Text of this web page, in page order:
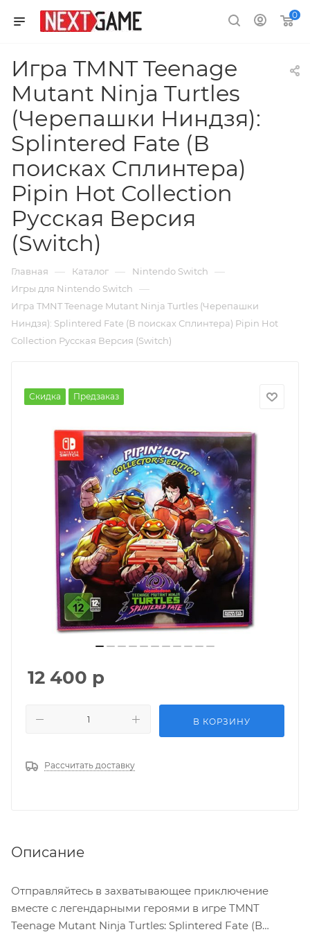
0
Игра TMNT Teenage
Mutant Ninja Turtles
(Черепашки Ниндзя):
Splintered Fate (В
поисках Сплинтера)
Pipin Hot Collection
Русская Версия
(Switch)
Главная — Каталог — Nintendo Switch —
Игры для Nintendo Switch —
Игра TMNT Teenage Mutant Ninja Turtles (Черепашки
Ниндзя): Splintered Fate (В поисках Сплинтера) Pipin Hot
Collection Русская Версия (Switch)
Скидка Предзаказ
12 400 р
В КОРЗИНУ
Рассчитать доставку
Описание
Отправляйтесь в захватывающее приключение
вместе с легендарными героями в игре TMNT
Teenage Mutant Ninja Turtles: Splintered Fate (В